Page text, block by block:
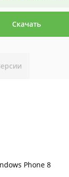
Скачать
Phone 8